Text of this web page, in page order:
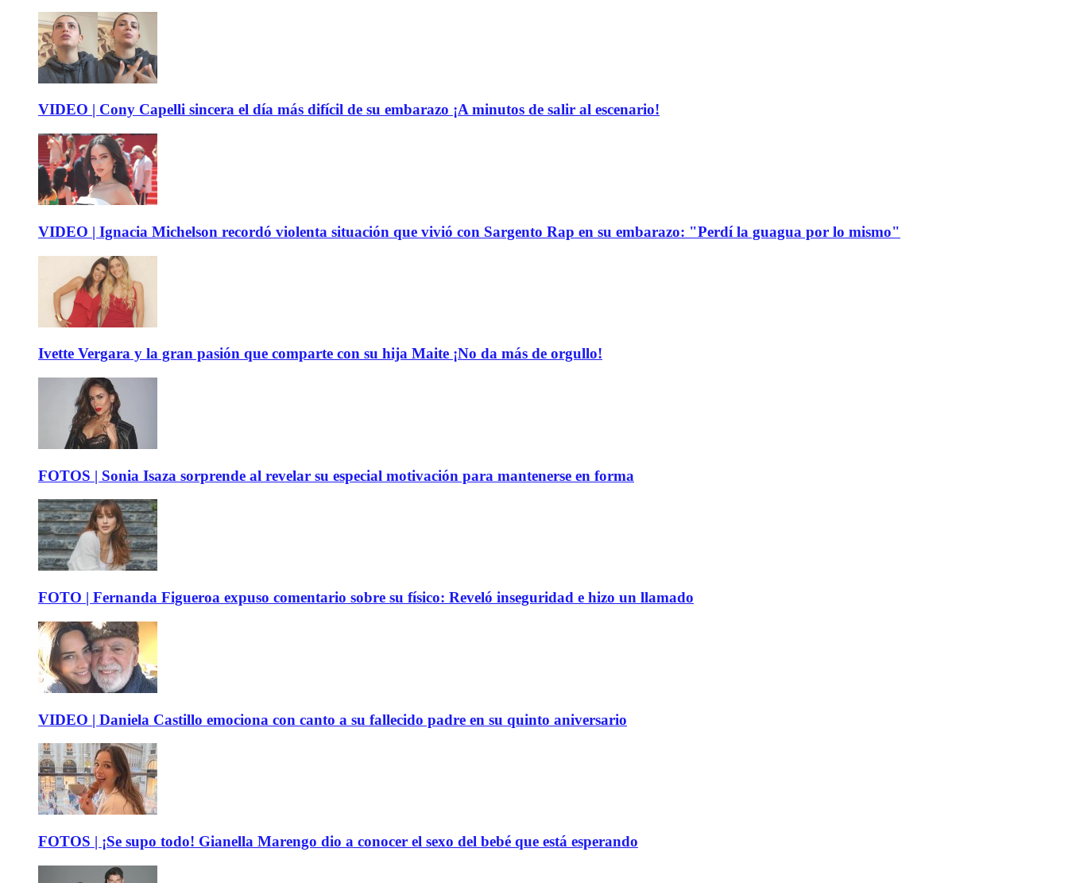
VIDEO | Cony Capelli sincera el día más difícil de su embarazo ¡A minutos de salir al escenario!
VIDEO | Ignacia Michelson recordó violenta situación que vivió con Sargento Rap en su embarazo: "Perdí la guagua por lo mismo"
Ivette Vergara y la gran pasión que comparte con su hija Maite ¡No da más de orgullo!
FOTOS | Sonia Isaza sorprende al revelar su especial motivación para mantenerse en forma
FOTO | Fernanda Figueroa expuso comentario sobre su físico: Reveló inseguridad e hizo un llamado
VIDEO | Daniela Castillo emociona con canto a su fallecido padre en su quinto aniversario
FOTOS | ¡Se supo todo! Gianella Marengo dio a conocer el sexo del bebé que está esperando